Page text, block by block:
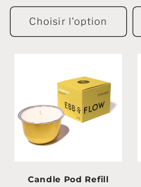
régulier
Choisir l'option
Candle Pod Refill